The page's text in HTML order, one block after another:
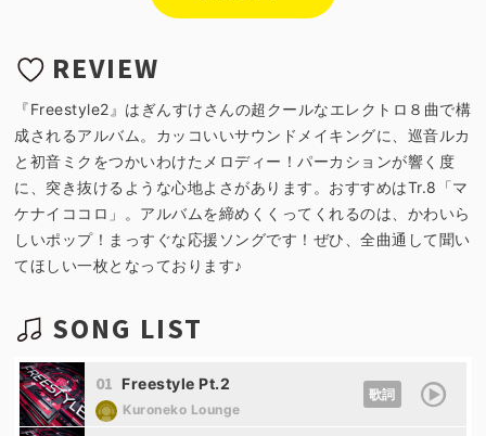
REVIEW
『Freestyle2』はぎんすけさんの超クールなエレクトロ８曲で構
成されるアルバム。カッコいいサウンドメイキングに、巡音ルカ
と初音ミクをつかいわけたメロディー！パーカションが響く度
に、突き抜けるような心地よさがあります。おすすめはTr.8「マ
ケナイココロ」。アルバムを締めくくってくれるのは、かわいら
しいポップ！まっすぐな応援ソングです！ぜひ、全曲通して聞い
てほしい一枚となっております♪
SONG LIST
01 Freestyle Pt.2
Kuroneko Lounge
歌詞